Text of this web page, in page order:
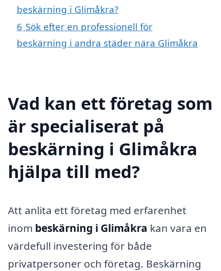
beskärning i Glimåkra?
6 Sök efter en professionell för
beskärning i andra städer nära Glimåkra
Vad kan ett företag som
är specialiserat på
beskärning i Glimåkra
hjälpa till med?
Att anlita ett företag med erfarenhet
inom beskärning i Glimåkra kan vara en
värdefull investering för både
privatpersoner och företag. Beskärning